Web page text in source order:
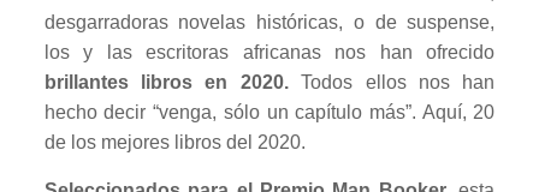
desgarradoras novelas históricas, o de suspense,
los y las escritoras africanas nos han ofrecido
brillantes libros en 2020.Todos ellos nos han
hecho decir “venga, sólo un capítulo más”. Aquí, 20
de los mejores libros del 2020.